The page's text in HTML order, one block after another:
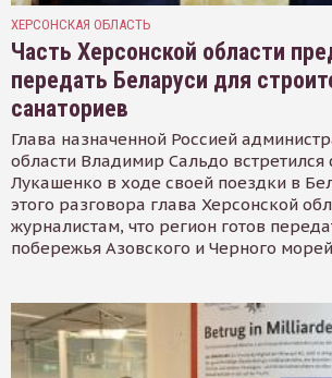
ХЕРСОНСКАЯ ОБЛАСТЬ
Часть Херсонской области
передать Беларуси для
санаториев
Глава назначенной Россией
области Владимир Сальдо
Лукашенко в ходе своей поездки в
этого разговора глава Херсонской
журналистам, что регион готов
побережья Азовского и Черного морей